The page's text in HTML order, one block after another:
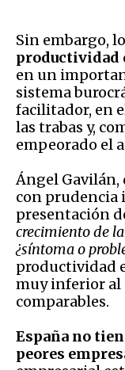
Sin embargo,
productividad
en un
sistema
facilitador, en
las trabas y,
empeorado el
Ángel Gavilán,
con
presentación
crecimiento de
¿síntoma o
productividad
muy inferior al
comparables.
España no
peores